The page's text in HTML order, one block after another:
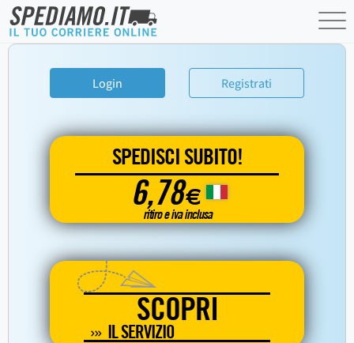
Login Registrati
SPEDISCI SUBITO!
6,78€
ritiro e iva inclusa
SCOPRI
IL SERVIZIO